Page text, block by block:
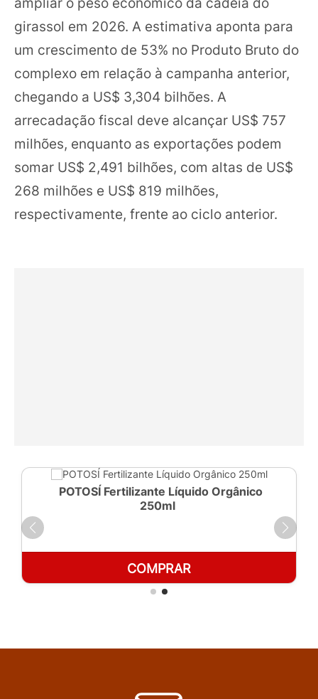
girassol em 2026. A estimativa aponta para
um crescimento de 53% no Produto Bruto do
complexo em relação à campanha anterior,
chegando a US$ 3,304 bilhões. A
arrecadação fiscal deve alcançar US$ 757
milhões, enquanto as exportações podem
somar US$ 2,491 bilhões, com altas de US$
268 milhões e US$ 819 milhões,
respectivamente, frente ao ciclo anterior.
POTOSÍ Fertilizante Líquido Orgânico
250ml
COMPRAR